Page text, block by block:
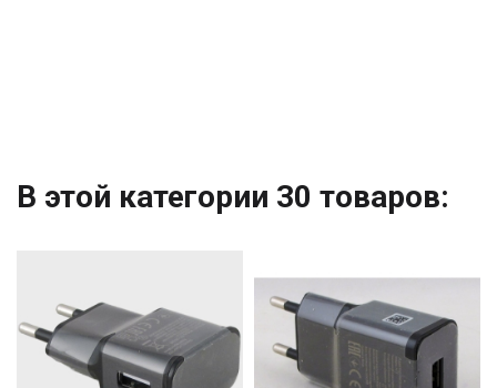
В этой категории 30 товаров: